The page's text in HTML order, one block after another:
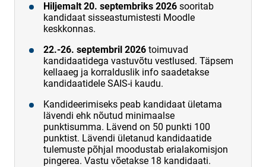
Hiljemalt 20. septembriks 2026 sooritab
kandidaat sisseastumistesti Moodle
keskkonnas.
22.-26. septembril 2026 toimuvad
kandidaatidega vastuvõtu vestlused. Täpsem
kellaaeg ja korralduslik info saadetakse
kandidaatidele SAIS-i kaudu.
Kandideerimiseks peab kandidaat ületama
lävendi ehk nõutud minimaalse
punktisumma. Lävend on 50 punkti 100
punktist. Lävendi ületanud kandidaatide
tulemuste põhjal moodustab erialakomisjon
pingerea. Vastu võetakse 18 kandidaati.